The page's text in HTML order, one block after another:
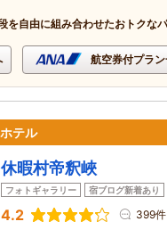
を自由に組み合わせたおトクな
航空券付プラ
テル
休暇村帝釈峽
フォトギャラリー 宿ブログ新着あり
4.2 399件